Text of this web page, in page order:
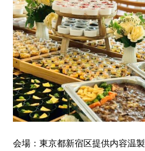
会場：東京都新宿区提供内容温